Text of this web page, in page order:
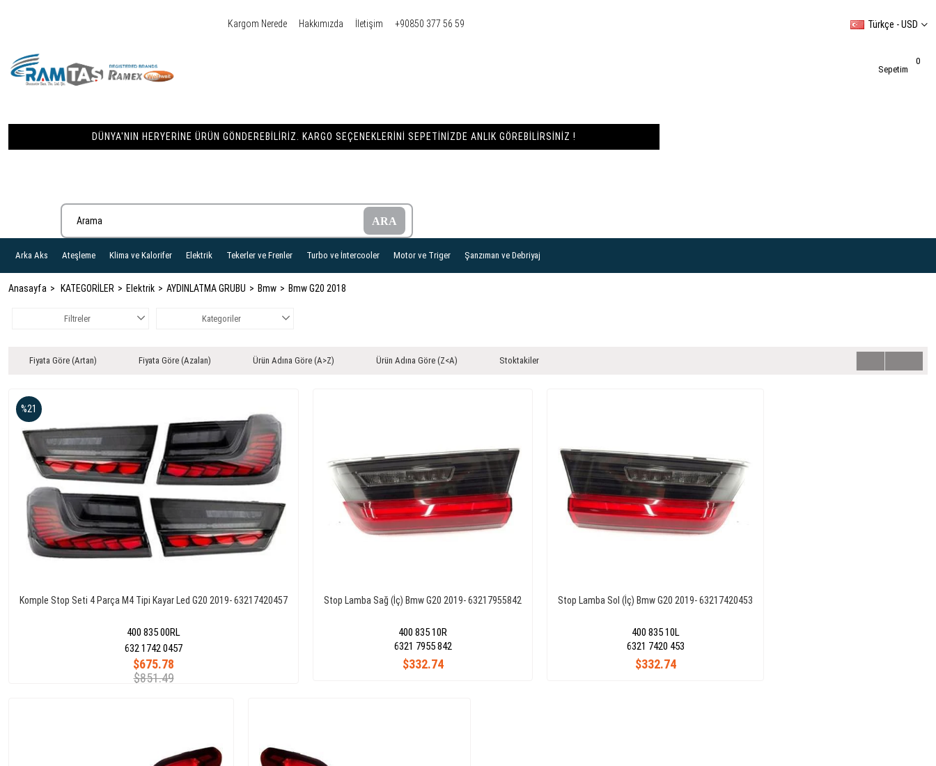
Kargom Nerede Hakkımızda İletişim +90850 377 56 59
DÜNYA'NIN HERYERINE ÜRÜN GÖNDEREBILIRIZ. KARGO SEÇENEKLERINI SEPETINIZDE ANLIK GÖREBILIRSINIZ !
Türkçe - USD
Sepetim
0
Arka Aks Ateşleme Klima ve Kalorifer Elektrik Tekerler ve Frenler Turbo ve İntercooler Motor ve Triger Şanzıman ve Debriyaj
Anasayfa KATEGORİLER Elektrik AYDINLATMA GRUBU Bmw Bmw G20 2018
Filtreler Kategoriler
Fiyata Göre (Artan) Fiyata Göre (Azalan) Ürün Adına Göre (A>Z) Ürün Adına Göre (Z<A) Stoktakiler
Komple Stop Seti 4 Parça M4 Tipi Kayar Led G20 2019- 63217420457
400 835 00RL
$675.78
$851.49
%21
632 1742 0457
Stop Lamba Sağ (İç) Bmw G20 2019- 63217955842
400 835 10R
$332.74
6321 7955 842
Stop Lamba Sol (İç) Bmw G20 2019- 63217420453
400 835 10L
$332.74
6321 7420 453